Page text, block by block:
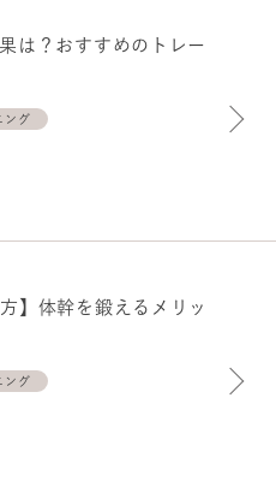
は？おすすめのトレー
ング
】体幹を鍛えるメリッ
ング